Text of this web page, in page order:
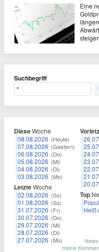
Eine
Suchbegriff
DieseWoche
08.08.2026 (Heute)
07.08.2026 (Gestern)
06.08.2026 (Do)
05.08.2026 (Mi)
04.08.2026 (Di)
03.08.2026 (Mo)
LetzteWoche
02.08.2026 (So)
01.08.2026 (Sa)
31.07.2026 (Fr)
30.07.2026 (Do)
29.07.2026 (Mi)
28.07.2026 (Di)
27.07.2026 (Mo)
Top
Heiß
meine